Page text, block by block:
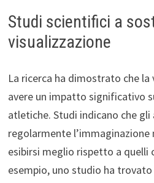
Studi scientifici a
visualizzazione
La ricerca ha dimostrato che la
avere un impatto significativo
atletiche. Studi indicano che
regolarmente
esibirsi meglio rispetto a quelli
esempio, uno studio ha